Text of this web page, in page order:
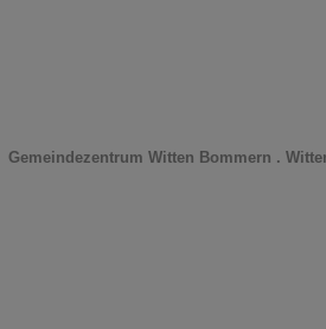
Gemeindezentrum Witten Bommern .